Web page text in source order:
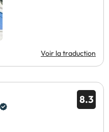
Voir la traduction
8.3